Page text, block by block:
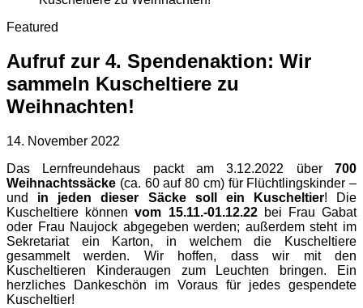
Featured
Aufruf zur 4. Spendenaktion: Wir
sammeln Kuscheltiere zu
Weihnachten!
14. November 2022
Das Lernfreundehaus packt am 3.12.2022 über 700
Weihnachtssäcke (ca. 60 auf 80 cm) für Flüchtlingskinder –
und in jeden dieser Säcke soll ein Kuscheltier! Die
Kuscheltiere könnenvom 15.11.-01.12.22bei Frau Gabat
oder Frau Naujock abgegeben werden; außerdem steht im
Sekretariat ein Karton, in welchem die Kuscheltiere
gesammelt werden. Wir hoffen, dass wir mit den
Kuscheltieren Kinderaugen zum Leuchten bringen. Ein
herzliches Dankeschön im Voraus für jedes gespendete
Kuscheltier!